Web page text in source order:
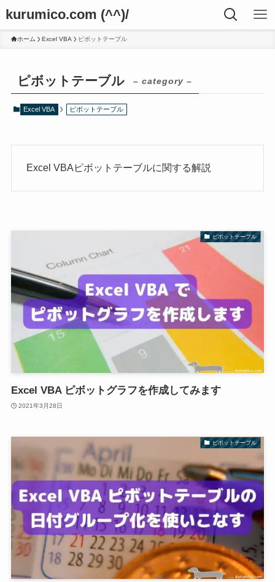
kurumico.com (^^)/
ホーム Excel VBA ピボットテーブル
ピボットテーブル – category –
Excel VBA ピボットテーブル
Excel VBAピボットテーブルに関する解説
ピボットテーブル
Excel VBA ピボットグラフを作成してみます
2021年3月28日
ピボットテーブル